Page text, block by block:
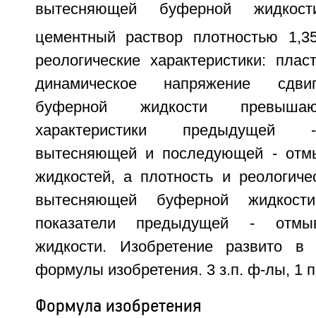
вытесняющей буферной
цементный раствор плотностью
реологические характеристики:
динамическое напряжение
буферной жидкости
характеристики предыдущей
вытесняющей и последующей -
жидкостей, а плотность и
вытесняющей буферной
показатели предыдущей -
жидкости. Изобретение развито в
формулы изобретения. 3 з.п. ф-лы, 1
Формула изобретения